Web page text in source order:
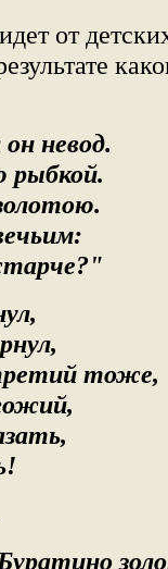
от
невод.
рыбкой.
тоже,